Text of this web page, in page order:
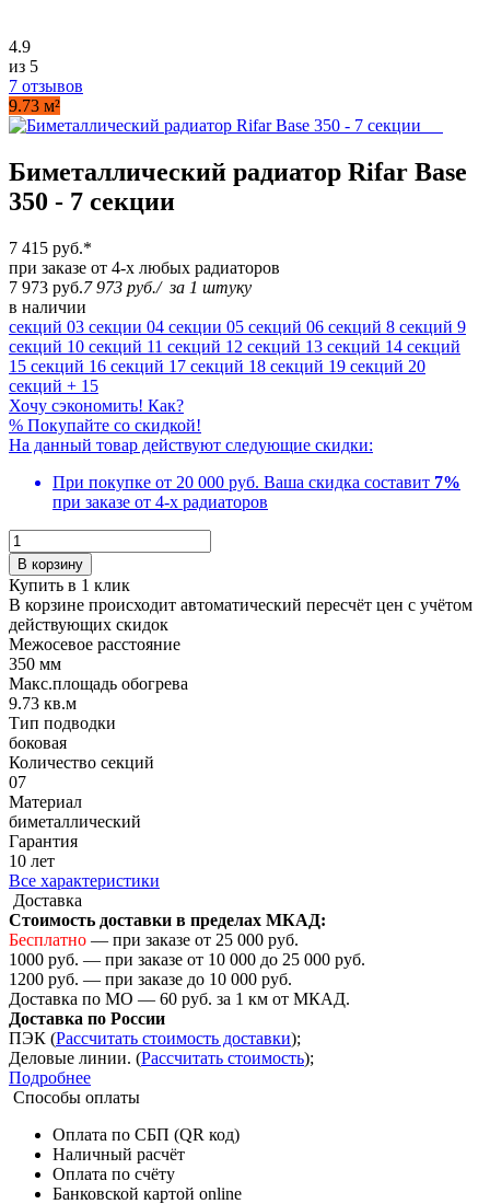
4.9
из 5
7 отзывов
9.73 м²
Биметаллический радиатор Rifar Base
350 - 7 секции
7 415 руб.*
при заказе от 4-х любых радиаторов
7 973 руб.7 973 руб./за 1 штуку
в наличии
секций 03 секции 04 секции 05 секций 06 секций 8 секций 9
секций 10 секций 11 секций 12 секций 13 секций 14 секций
15 секций 16 секций 17 секций 18 секций 19 секций 20
секций + 15
Хочу сэкономить! Как?
% Покупайте со скидкой!
На данный товар действуют следующие скидки:
При покупке от 20 000 руб. Ваша скидка составит 7%
при заказе от 4-х радиаторов
В корзину
Купить в 1 клик
В корзине происходит автоматический пересчёт цен с учётом
действующих скидок
Межосевое расстояние
350 мм
Макс.площадь обогрева
9.73 кв.м
Тип подводки
боковая
Количество cекций
07
Материал
биметаллический
Гарантия
10 лет
Все характеристики
Доставка
Стоимость доставки в пределах МКАД:
Бесплатно — при заказе от 25 000 руб.
1000 руб. — при заказе от 10 000 до 25 000 руб.
1200 руб. — при заказе до 10 000 руб.
Доставка по МО — 60 руб. за 1 км от МКАД.
Доставка по России
ПЭК (Рассчитать стоимость доставки);
Деловые линии. (Рассчитать стоимость);
Подробнее
Способы оплаты
Оплата по СБП (QR код)
Наличный расчёт
Оплата по счёту
Банковской картой online